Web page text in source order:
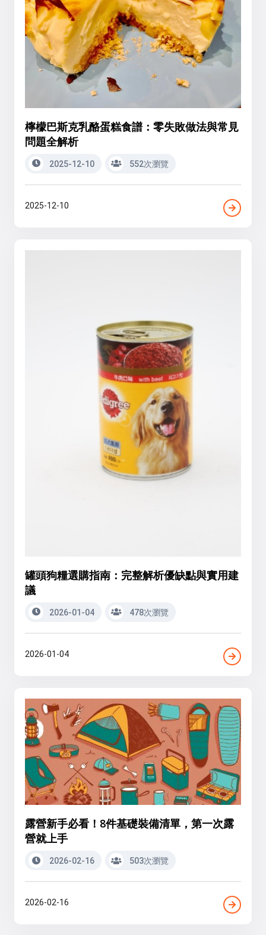
檸檬巴斯克乳酪蛋糕食譜：零失敗做法與常見
問題全解析
2025-12-10 552次瀏覽
2025-12-10
罐頭狗糧選購指南：完整解析優缺點與實用建
議
2026-01-04 478次瀏覽
2026-01-04
露營新手必看！8件基礎裝備清單，第一次露
營就上手
2026-02-16 503次瀏覽
2026-02-16